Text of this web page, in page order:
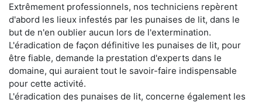
Extrêmement professionnels, nos techniciens repèrent
d'abord les lieux infestés par les punaises de lit, dans le
but de n'en oublier aucun lors de l'extermination.
L'éradication de façon définitive les punaises de lit, pour
être fiable, demande la prestation d'experts dans le
domaine, qui auraient tout le savoir-faire indispensable
pour cette activité.
L'éradication des punaises de lit, concerne également les